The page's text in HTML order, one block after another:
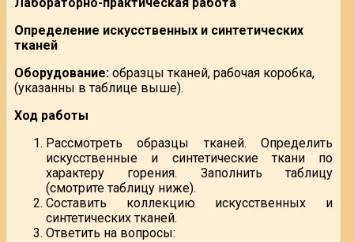
Определение искусственных и синтетических
тканей
Оборудование: образцы тканей, рабочая коробка,
(указанны в таблице выше).
Ход работы
Рассмотреть образцы тканей. Определить
искусственные и синтетические ткани по
характеру горения. Заполнить таблицу
(смотрите таблицу ниже).
Составить коллекцию искусственных и
синтетических тканей.
Ответить на вопросы: